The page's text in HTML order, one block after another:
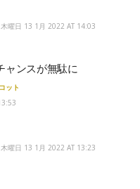
木曜日 13 1月 2022 AT 14:03
ャンスが無駄に
ット
木曜日 13 1月 2022 AT 13:23